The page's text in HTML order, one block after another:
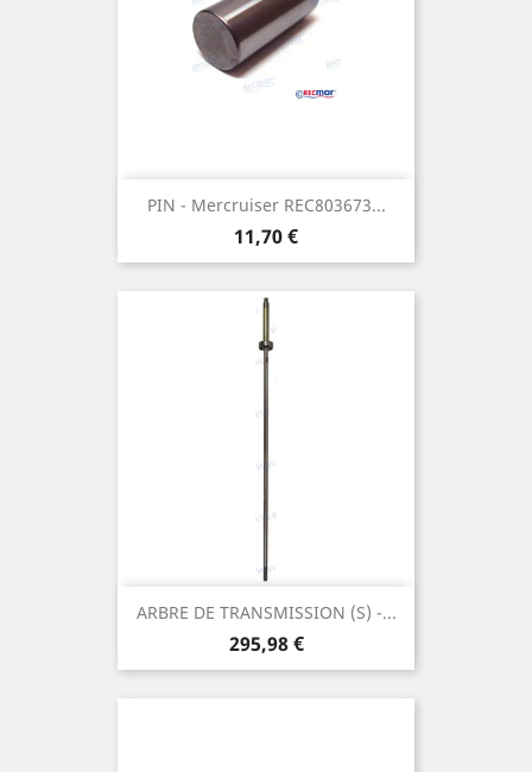
PIN - Mercruiser REC803673...
Prix
11,70 €
ARBRE DE TRANSMISSION (S) -...
Prix
295,98 €